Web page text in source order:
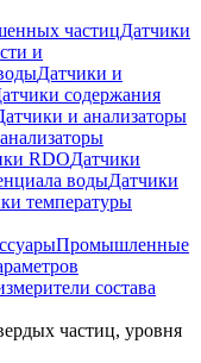
частицДатчики
и
Датчики и
содержания
и анализаторы
RDOДатчики
водыДатчики
температуры
Промышленные
состава
частиц, уровня